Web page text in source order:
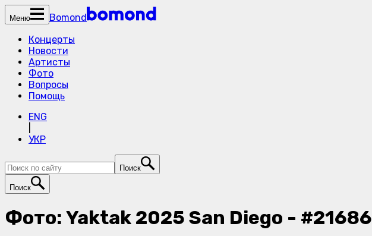
Меню
Bomond
Концерты
Новости
Артисты
Фото
Вопросы
Помощь
ENG
УКР
Поиск
Поиск
Фото: Yaktak 2025 San Diego - #21686